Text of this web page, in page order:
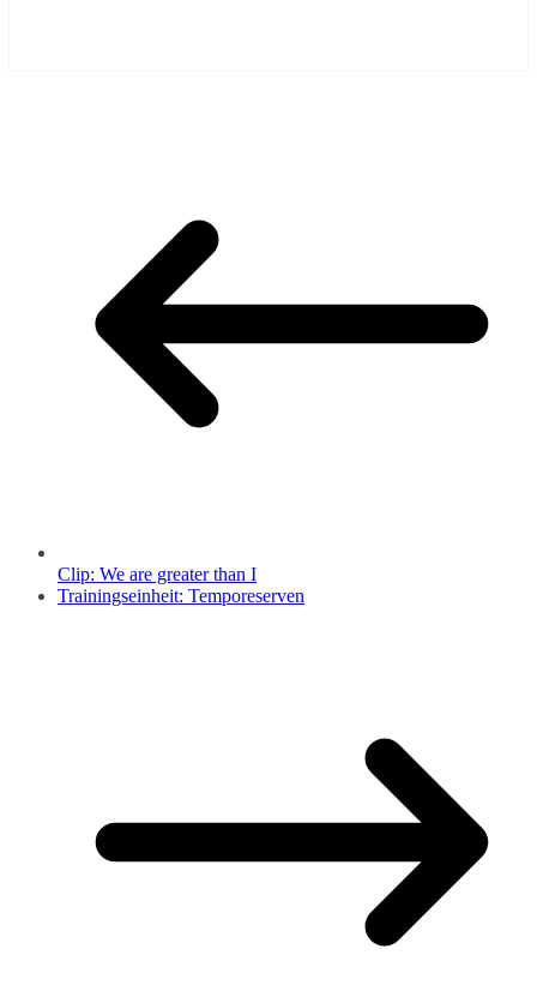
Clip: We are greater than I
Trainingseinheit: Temporeserven